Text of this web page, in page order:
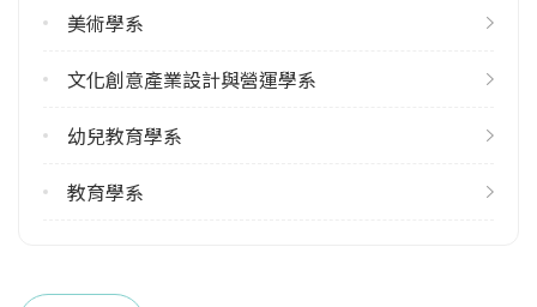
美術學系
文化創意產業設計與營運學系
幼兒教育學系
教育學系